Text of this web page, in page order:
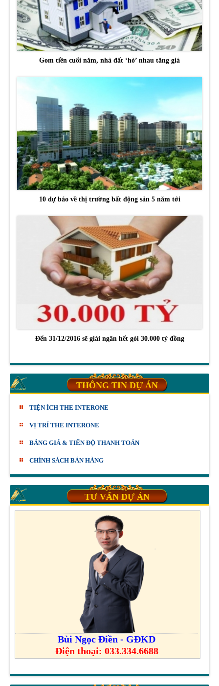
Gom tiền cuối năm, nhà đất ‘hò’ nhau tăng giá
10 dự báo về thị trường bất động sản 5 năm tới
Đến 31/12/2016 sẽ giải ngân hết gói 30.000 tỷ đồng
THÔNG TIN DỰ ÁN
TIỆN ÍCH THE INTERONE
VỊ TRÍ THE INTERONE
BẢNG GIÁ & TIẾN ĐỘ THANH TOÁN
CHÍNH SÁCH BÁN HÀNG
TƯ VẤN DỰ ÁN
Bùi Ngọc Điền - GĐKD
Điện thoại: 033.334.6688